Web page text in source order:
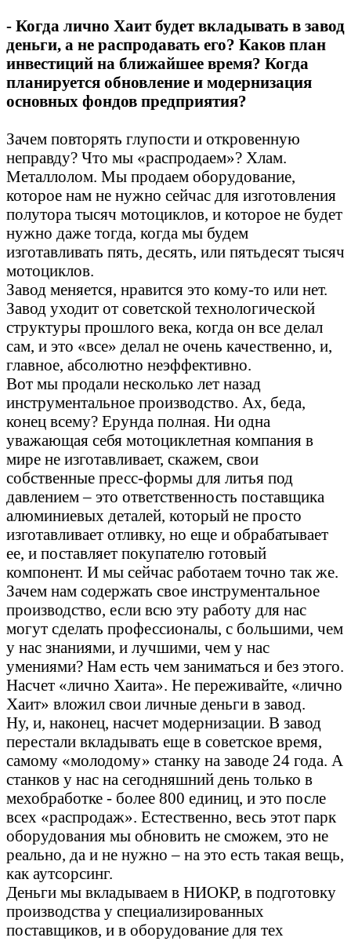
- Когда лично Хаит будет вкладывать в завод
деньги, а не распродавать его? Каков план
инвестиций на ближайшее время? Когда
планируется обновление и модернизация
основных фондов предприятия?
Зачем повторять глупости и откровенную
неправду? Что мы «распродаем»? Хлам.
Металлолом. Мы продаем оборудование,
которое нам не нужно сейчас для изготовления
полутора тысяч мотоциклов, и которое не будет
нужно даже тогда, когда мы будем
изготавливать пять, десять, или пятьдесят тысяч
мотоциклов.
Завод меняется, нравится это кому-то или нет.
Завод уходит от советской технологической
структуры прошлого века, когда он все делал
сам, и это «все» делал не очень качественно, и,
главное, абсолютно неэффективно.
Вот мы продали несколько лет назад
инструментальное производство. Ах, беда,
конец всему? Ерунда полная. Ни одна
уважающая себя мотоциклетная компания в
мире не изготавливает, скажем, свои
собственные пресс-формы для литья под
давлением – это ответственность поставщика
алюминиевых деталей, который не просто
изготавливает отливку, но еще и обрабатывает
ее, и поставляет покупателю готовый
компонент. И мы сейчас работаем точно так же.
Зачем нам содержать свое инструментальное
производство, если всю эту работу для нас
могут сделать профессионалы, с большими, чем
у нас знаниями, и лучшими, чем у нас
умениями? Нам есть чем заниматься и без этого.
Насчет «лично Хаита». Не переживайте, «лично
Хаит» вложил свои личные деньги в завод.
Ну, и, наконец, насчет модернизации. В завод
перестали вкладывать еще в советское время,
самому «молодому» станку на заводе 24 года. А
станков у нас на сегодняшний день только в
мехобработке - более 800 единиц, и это после
всех «распродаж». Естественно, весь этот парк
оборудования мы обновить не сможем, это не
реально, да и не нужно – на это есть такая вещь,
как аутсорсинг.
Деньги мы вкладываем в НИОКР, в подготовку
производства у специализированных
поставщиков, и в оборудование для тех